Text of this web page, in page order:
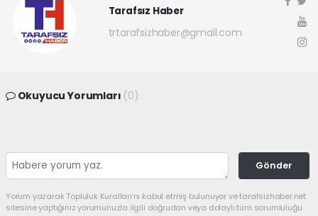
Tarafsız Haber
trtarafsizhaber@gmail.com
Okuyucu Yorumları (0)
Gönder
Yorum yazarak Topluluk Kuralları’nı kabul etmiş bulunuyor ve tarafsizhaber.net
sitesine yaptığınız yorumunuzla ilgili doğrudan veya dolaylı tüm sorumluluğu